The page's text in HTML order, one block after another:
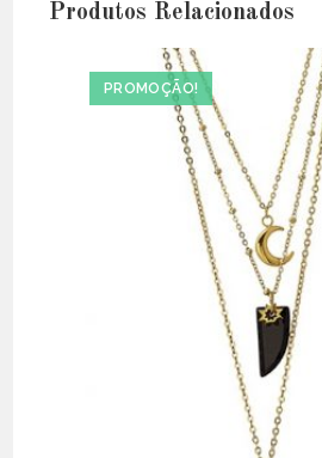
Produtos Relacionados
PROMOÇÃO!